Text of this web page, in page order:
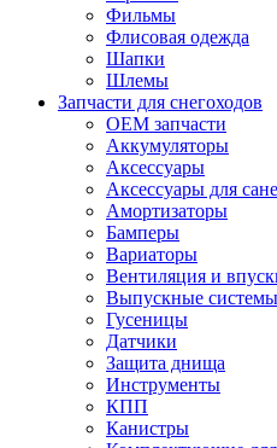
Фильмы
Флисовая одежда
Шапки
Шлемы
Запчасти для снегоходов
OEM запчасти
Аккумуляторы
Аксессуары
Аксессуары для
Амортизаторы
Бамперы
Вариаторы
Вентиляция и
Выпускные системы
Гусеницы
Датчики
Защита днища
Инструменты
КПП
Канистры